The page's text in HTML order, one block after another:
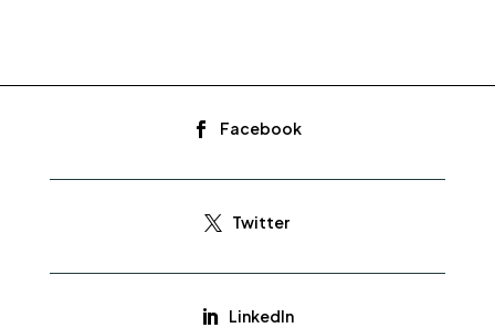
 Facebook
 Twitter
 LinkedIn